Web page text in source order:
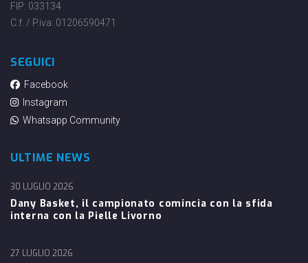
FIP: 033134
C.f. / P.iva: 01206590471
SEGUICI
Facebook
Instagram
Whatsapp Community
ULTIME NEWS
Dany Basket, il campionato comincia con la sfida
interna con la Pielle Livorno
30 LUGLIO 2026
27 LUGLIO 2026